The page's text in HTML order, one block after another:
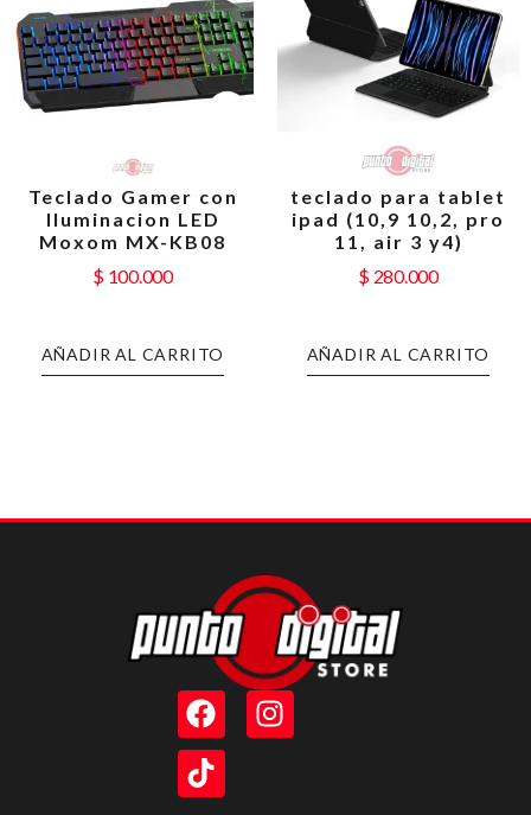
Teclado Gamer con
Iluminacion LED
Moxom MX-KB08
$ 100.000
AÑADIR AL CARRITO
teclado para tablet
ipad (10,9 10,2, pro
11, air 3 y4)
$ 280.000
AÑADIR AL CARRITO